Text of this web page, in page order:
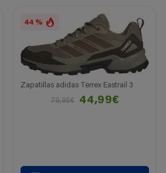
44 %
Zapatillas adidas Terrex Eastrail 3
79,95€
44,99€